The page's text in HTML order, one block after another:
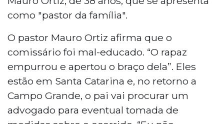
como "pastor da família".
O pastor Mauro Ortiz afirma que o
comissário foi mal-educado. “O rapaz
empurrou e apertou o braço dela”. Eles
estão em Santa Catarina e, no retorno a
Campo Grande, o pai vai procurar um
advogado para eventual tomada de